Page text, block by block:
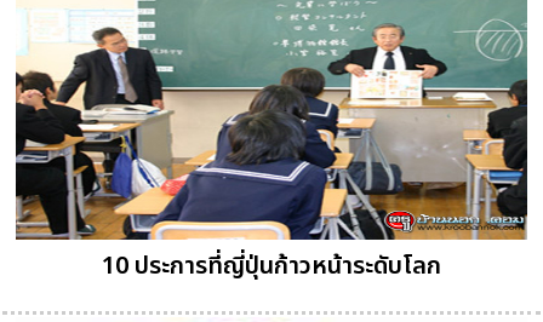
10 ประการที่ญี่ปุ่นก้าวหน้าระดับโลก